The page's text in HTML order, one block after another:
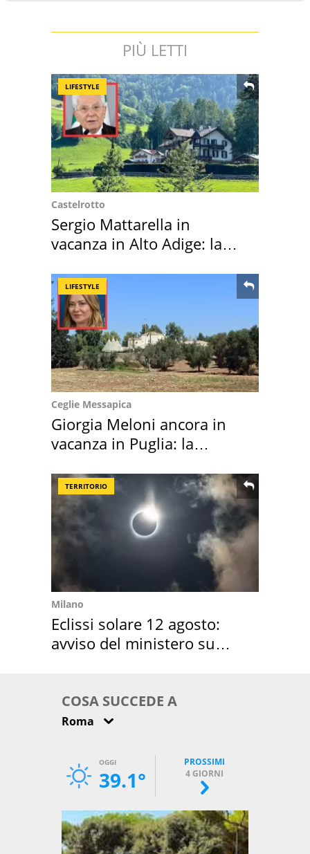
PIÙ LETTI
LIFESTYLE
Castelrotto
Sergio Mattarella in
vacanza in Alto Adige: la
LIFESTYLE
Ceglie Messapica
Giorgia Meloni ancora in
vacanza in Puglia: la
TERRITORIO
Milano
Eclissi solare 12 agosto:
avviso del ministero su